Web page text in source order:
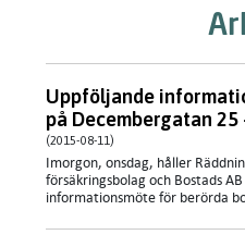
Uppföljande
på Decembergatan 25
(2015-08-11)
Imorgon, onsdag, håller
försäkringsbolag och Bostads
informationsmöte för berörda